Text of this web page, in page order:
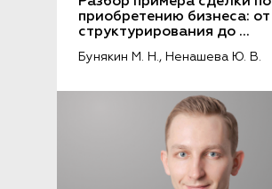
приобретению бизнеса: от
структурирования до
Бунякин М. Н., Ненашева Ю. В.